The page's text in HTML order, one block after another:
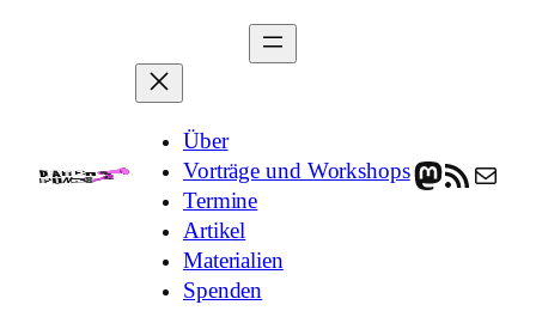
Über
Vorträge und Workshops
Termine
Artikel
Materialien
Spenden
Mastodon
RSS-Feed
E-Mail